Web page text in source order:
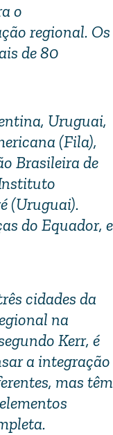
o
regional. Os
de 80
Uruguai,
(Fila),
Brasileira de
(Uruguai).
do Equador, e
cidades da
na
Kerr, é
a integração
mas têm